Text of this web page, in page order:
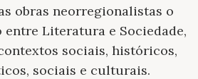
obras neorregionalistas o
Literatura e Sociedade,
sociais, históricos,
sociais e culturais.